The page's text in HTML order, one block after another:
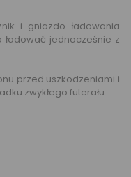
i gniazdo ładowania
ładować jednocześnie z
przed uszkodzeniami i
zwykłego futerału.